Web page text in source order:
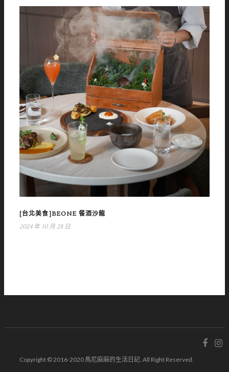
[台北美食]BEONE 餐酒沙龍
2024 年 10 月 28 日
Copyright © 2016-2020 馬尼麻麻的生活日記. All Right Reserved.